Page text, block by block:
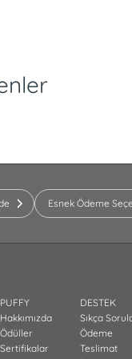
Esnek Ödeme
PUFFY
Hakkımızda
Ödüller
Sertifikalar
DESTEK
Sıkça
Ödeme
Teslimat